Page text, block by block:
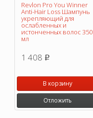
Revlon Pro You Winner
Anti-Hair Loss Шампунь
укрепляющий для
ослабленных и
истонченных волос 350
мл
1 408 p
В корзину
Отложить